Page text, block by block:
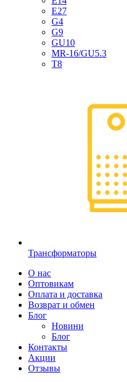
E27
G4
G9
GU10
MR-16/GU5.3
T8
Трансформаторы
О нас
Оптовикам
Оплата и доставка
Возврат и обмен
Блог
Новини
Блог
Контакты
Акции
Отзывы